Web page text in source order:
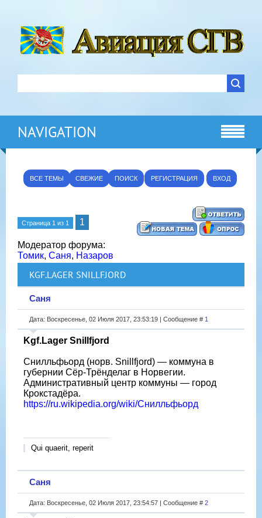
NAVIGATION
ВСЕ ТЕМЫ СВЕЖИЕ ПОИСК РЕГИСТРАЦИЯ ВХОД
Страница 1 из 1 1
Модератор форума:
Томик, Саня, Назаров
KGF.LAGER SNILLFJORD
Саня
Дата: Воскресенье, 02 Июля 2017, 23:53:19 | Сообщение # 1
Kgf.Lager Snillfjord
Снилльфьорд (норв. Snillfjord) — коммуна в
губернии Сёр-Трёнделаг в Норвегии.
Административный центр коммуны — город
Крокстадёра.
https://ru.wikipedia.org/wiki/Снилльфьорд
Qui quaerit, reperit
Саня
Дата: Воскресенье, 02 Июля 2017, 23:54:57 | Сообщение # 2